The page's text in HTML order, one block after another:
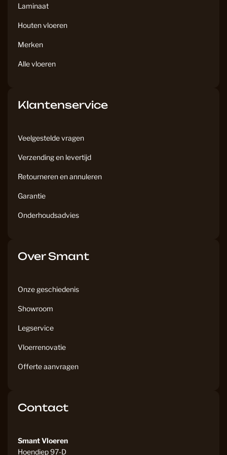
Laminaat
Houten vloeren
Merken
Alle vloeren
Klantenservice
Veelgestelde vragen
Verzending en levertijd
Retourneren en annuleren
Garantie
Onderhoudsadvies
Over Smant
Onze geschiedenis
Showroom
Legservice
Vloerrenovatie
Offerte aanvragen
Contact
Smant Vloeren
Hoendiep 97-D